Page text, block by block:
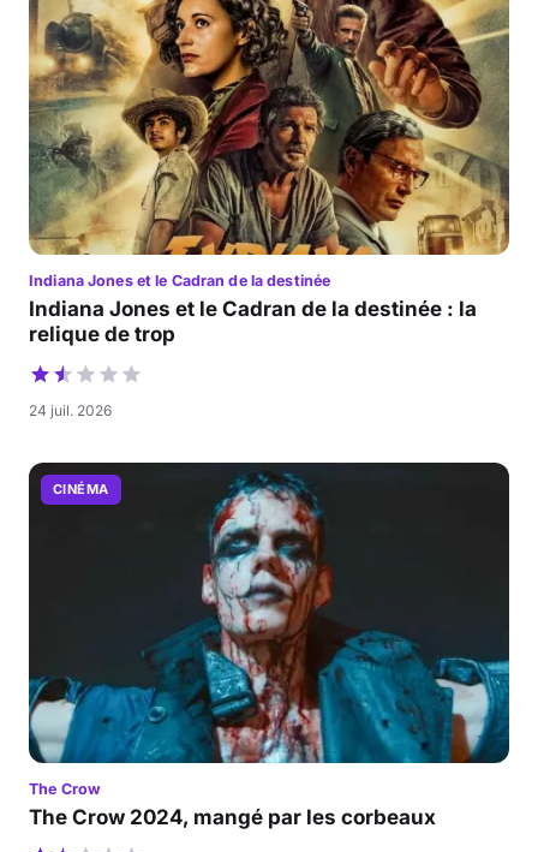
Indiana Jones et le Cadran de la destinée
Indiana Jones et le Cadran de la destinée : la
relique de trop
24 juil. 2026
CINÉMA
The Crow
The Crow 2024, mangé par les corbeaux